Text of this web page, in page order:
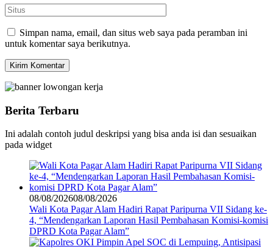
Simpan nama, email, dan situs web saya pada peramban ini
untuk komentar saya berikutnya.
Berita Terbaru
Ini adalah contoh judul deskripsi yang bisa anda isi dan sesuaikan
pada widget
08/08/202608/08/2026
Wali Kota Pagar Alam Hadiri Rapat Paripurna VII Sidang ke-
4, “Mendengarkan Laporan Hasil Pembahasan Komisi-komisi
DPRD Kota Pagar Alam”